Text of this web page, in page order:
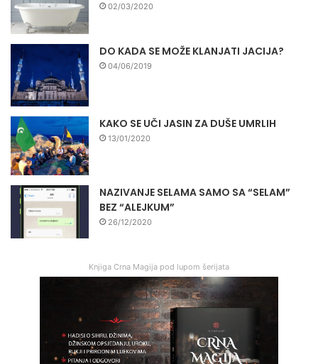
02/03/2020
DO KADA SE MOŽE KLANJATI JACIJA?
04/06/2019
KAKO SE UČI JASIN ZA DUŠE UMRLIH
13/01/2020
NAZIVANJE SELAMA SAMO SA “SELAM”
BEZ “ALEJKUM”
26/12/2020
Knjiga Crna Magija pod lupom šerijata